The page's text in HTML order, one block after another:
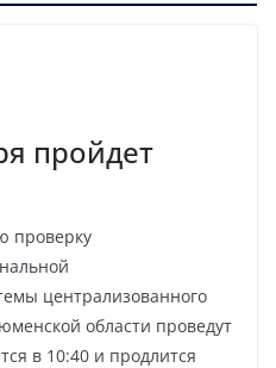
пройдет
проверку
централизованного
области проведут
в 10:40 и продлится